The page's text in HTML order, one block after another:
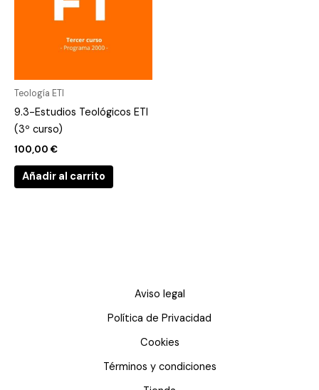
Teología ETI
9.3-Estudios Teológicos ETI
(3º curso)
100,00 €
Añadir al carrito
Aviso legal
Política de Privacidad
Cookies
Términos y condiciones